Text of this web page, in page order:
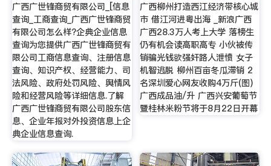
广西广世锋商贸有限公司_[信息
查询_工商查询_广西广世锋商贸
有限公司怎么样?企典企业信息
查询为您提供广西广世锋商贸有
限公司工商信息查询、注册信息
查询、知识产权、经营能力、司
法风险、政府处罚风险、舆情风
险和经营风险等详细信息.了解
广西广世锋商贸有限公司股东信
息、企业年报对外投资信息上企
典企业信息查询.
广西柳州打造西江经济带核心城
市 借江河进粤出海 _新浪广西
广西28.3万人考上大学 落榜生
仍有机会读高职高专 小伙被传
销骗光钱欲强奸路人泄愤 女子
机智逃脱 柳州百亩冬瓜滞销 2
名深圳爱心网友收购4万斤(图)
广西成品油/升 广西兴安葡萄节
暨桂林米粉节将于8月22日开幕